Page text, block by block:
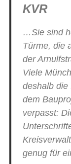
KVR
…Sie sind
Türme, die
der
Viele
deshalb die
dem
verpasst:
genug für